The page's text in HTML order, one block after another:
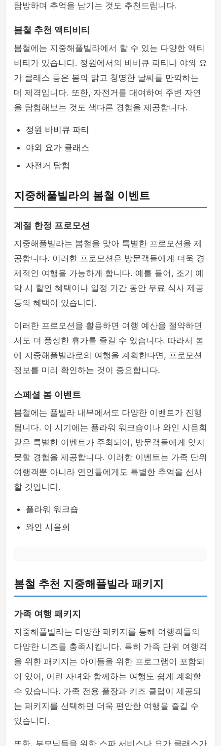
탐방하며 추억을 남기는 것도 추천드립니다.
봄철 추천 액티비티
봄철에는 지중해풀빌라에서 할 수 있는 다양한 액티
비티가 있습니다. 정원에서의 바비큐 파티나 야외 요
가 클래스 등은 봄의 맑고 청명한 날씨를 만끽하는
데 제격입니다. 또한, 자전거를 대여하여 주변 자연
을 탐험해보는 것도 색다른 경험을 제공합니다.
정원 바비큐 파티
야외 요가 클래스
자전거 탐험
지중해풀빌라의 봄철 이벤트
계절 한정 프로모션
지중해풀빌라는 봄철을 맞아 특별한 프로모션을 제
공합니다. 이러한 프로모션은 방문객들에게 더욱 경
제적인 여행을 가능하게 합니다. 예를 들어, 조기 예
약 시 할인 혜택이나 일정 기간 동안 무료 식사 제공
등의 혜택이 있습니다.
이러한 프로모션을 활용하면 여행 예산을 절약하면
서도 더 풍성한 휴가를 즐길 수 있습니다. 따라서 봄
에 지중해풀빌라로의 여행을 계획한다면, 프로모션
정보를 미리 확인하는 것이 중요합니다.
스페셜 봄 이벤트
봄철에는 풀빌라 내부에서도 다양한 이벤트가 진행
됩니다. 이 시기에는 플라워 워크숍이나 와인 시음회
같은 특별한 이벤트가 주최되어, 방문객들에게 잊지
못할 경험을 제공합니다. 이러한 이벤트는 가족 단위
여행객뿐 아니라 연인들에게도 특별한 추억을 선사
할 것입니다.
플라워 워크숍
와인 시음회
봄철 추천 지중해풀빌라 패키지
가족 여행 패키지
지중해풀빌라는 다양한 패키지를 통해 여행객들의
다양한 니즈를 충족시킵니다. 특히 가족 단위 여행객
을 위한 패키지는 아이들을 위한 프로그램이 포함되
어 있어, 어린 자녀와 함께하는 여행도 쉽게 계획할
수 있습니다. 가족 전용 풀장과 키즈 클럽이 제공되
는 패키지를 선택하면 더욱 편안한 여행을 즐길 수
있습니다.
또한, 부모님들을 위한 스파 서비스나 요가 클래스가